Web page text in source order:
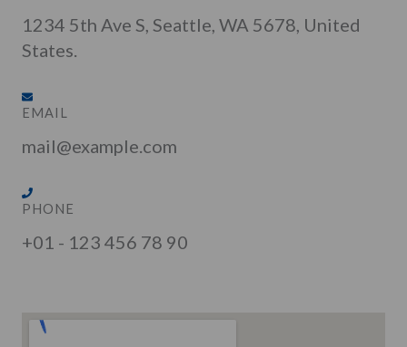
1234 5th Ave S, Seattle, WA 5678, United
States.
EMAIL
mail@example.com
PHONE
+01 - 123 456 78 90